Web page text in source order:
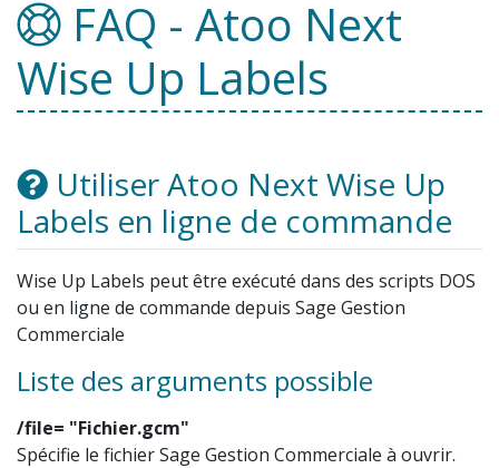
FAQ - Atoo Next
Wise Up Labels
Utiliser Atoo Next Wise Up
Labels en ligne de commande
Wise Up Labels peut être exécuté dans des scripts DOS
ou en ligne de commande depuis Sage Gestion
Commerciale
Liste des arguments possible
/file= "Fichier.gcm"
Spécifie le fichier Sage Gestion Commerciale à ouvrir.